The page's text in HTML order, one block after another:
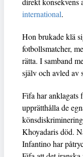
international.
Hon brukade klä
fotbollsmatcher,
rätta. I samband
själv och avled av
Fifa har anklagats
upprätthålla de
Khoyadaris död.
Infantino har